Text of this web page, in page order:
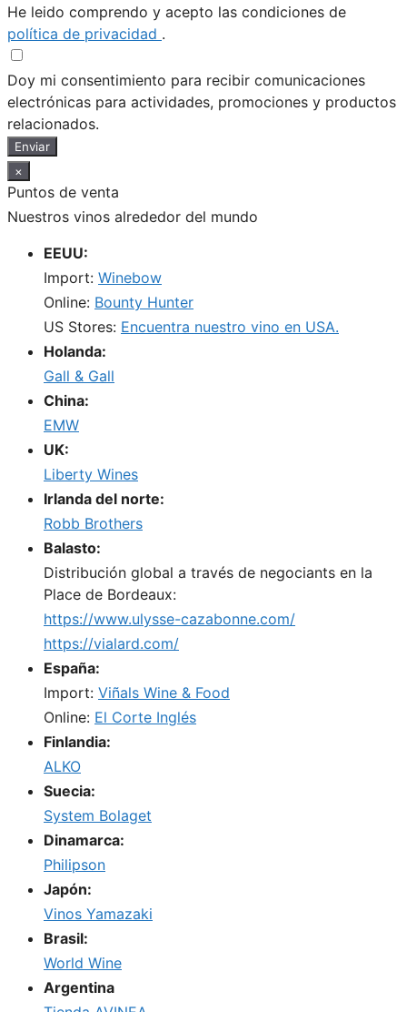
He leido comprendo y acepto las condiciones de
política de privacidad .
Doy mi consentimiento para recibir comunicaciones
electrónicas para actividades, promociones y productos
relacionados.
Enviar
×
Puntos de venta
Nuestros vinos alrededor del mundo
EEUU:
Import: Winebow
Online: Bounty Hunter
US Stores: Encuentra nuestro vino en USA.
Holanda:
Gall & Gall
China:
EMW
UK:
Liberty Wines
Irlanda del norte:
Robb Brothers
Balasto:
Distribución global a través de negociants en la
Place de Bordeaux:
https://www.ulysse-cazabonne.com/
https://vialard.com/
España:
Import: Viñals Wine & Food
Online: El Corte Inglés
Finlandia:
ALKO
Suecia:
System Bolaget
Dinamarca:
Philipson
Japón:
Vinos Yamazaki
Brasil:
World Wine
Argentina